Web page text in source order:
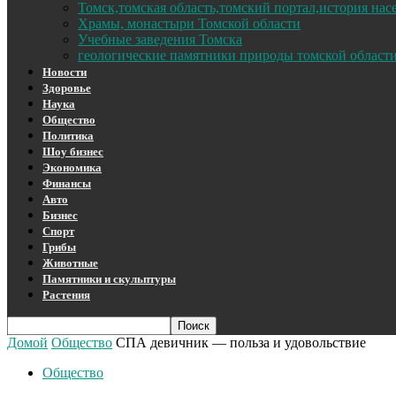
Томск,томская область,томский портал,история
Храмы, монастыри Томской области
Учебные заведения Томска
геологические памятники природы томской области
Новости
Здоровье
Наука
Общество
Политика
Шоу бизнес
Экономика
Финансы
Авто
Бизнес
Спорт
Грибы
Животные
Памятники и скульптуры
Растения
Домой Общество СПА девичник — польза и удовольствие
Общество